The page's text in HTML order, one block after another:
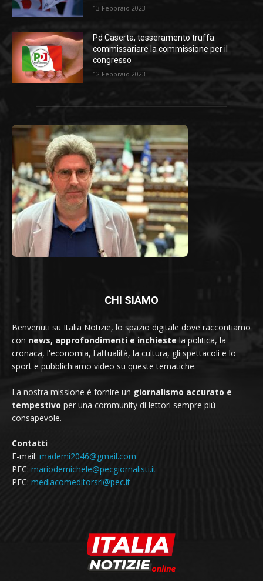
13 Febbraio 2023
Pd Caserta, tesseramento truffa:
commissariare la commissione per il
congresso
12 Febbraio 2023
CHI SIAMO
Benvenuti su Italia Notizie, lo spazio digitale dove raccontiamo
con news, approfondimenti e inchieste la politica, la
cronaca, l'economia, l'attualità, la cultura, gli spettacoli e lo
sport e pubblichiamo video su queste tematiche.
La nostra missione è fornire un giornalismo accurato e
tempestivo per una community di lettori sempre più
consapevole.
Contatti
E-mail: mademi2046@gmail.com
PEC: mariodemichele@pecgiornalisti.it
PEC: mediacomeditorsrl@pec.it